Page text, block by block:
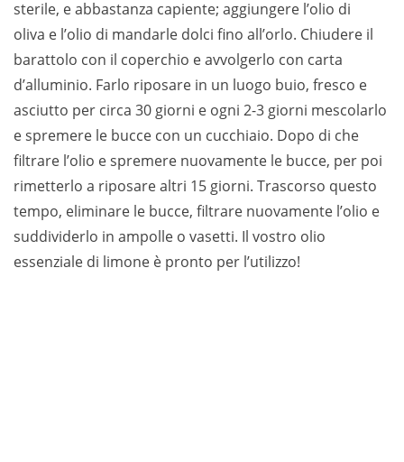
sterile, e abbastanza capiente; aggiungere l’olio di
oliva e l’olio di mandarle dolci fino all’orlo. Chiudere il
barattolo con il coperchio e avvolgerlo con carta
d’alluminio. Farlo riposare in un luogo buio, fresco e
asciutto per circa 30 giorni e ogni 2-3 giorni mescolarlo
e spremere le bucce con un cucchiaio. Dopo di che
filtrare l’olio e spremere nuovamente le bucce, per poi
rimetterlo a riposare altri 15 giorni. Trascorso questo
tempo, eliminare le bucce, filtrare nuovamente l’olio e
suddividerlo in ampolle o vasetti. Il vostro olio
essenziale di limone è pronto per l’utilizzo!